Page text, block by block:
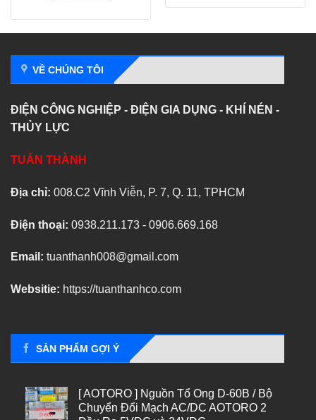
VỀ CHÚNG TÔI
ĐIỆN CÔNG NGHIỆP - ĐIỆN GIA DỤNG - KHÍ NÉN -
THỦY LỰC
TUẤN THÀNH
Địa chỉ: 008.C2 Vĩnh Viễn, P. 7, Q. 11, TPHCM
Điện thoại: 0938.211.173 - 0906.669.168
Email: tuanthanh008@gmail.com
Websitie: https://tuanthanhco.com
SẢN PHẨM GỢI Ý
[ AOTORO ] Nguồn Tổ Ong D-60B / Bộ
Chuyển Đổi Mạch AC/DC AOTORO 2